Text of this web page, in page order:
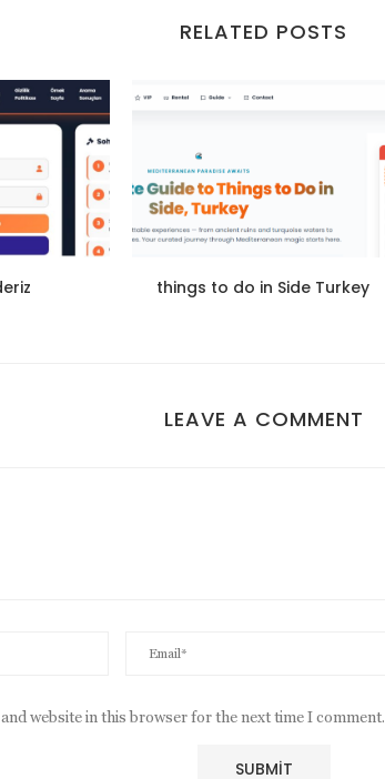
RELATED POSTS
things to do in Side Turkey
LEAVE A COMMENT
and website in this browser for the next time I comment.